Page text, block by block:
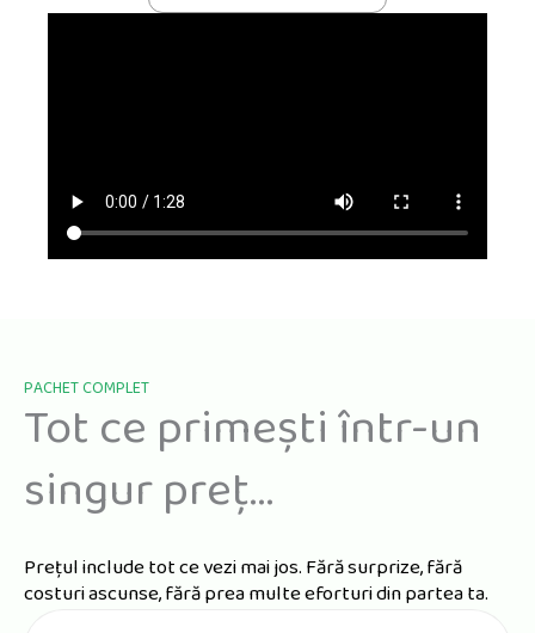
PACHET COMPLET
Tot ce primești într-un
singur preț...
Prețul include tot ce vezi mai jos. Fără surprize, fără
costuri ascunse, fără prea multe eforturi din partea ta.